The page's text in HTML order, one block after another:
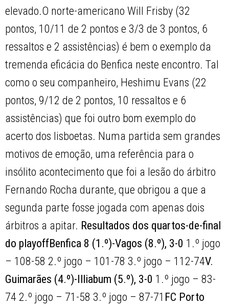
elevado.O norte-americano Will Frisby (32
pontos, 10/11 de 2 pontos e 3/3 de 3 pontos, 6
ressaltos e 2 assistências) é bem o exemplo da
tremenda eficácia do Benfica neste encontro. Tal
como o seu companheiro, Heshimu Evans (22
pontos, 9/12 de 2 pontos, 10 ressaltos e 6
assistências) que foi outro bom exemplo do
acerto dos lisboetas. Numa partida sem grandes
motivos de emoção, uma referência para o
insólito acontecimento que foi a lesão do árbitro
Fernando Rocha durante, que obrigou a que a
segunda parte fosse jogada com apenas dois
árbitros a apitar. Resultados dos quartos-de-final
do playoffBenfica 8 (1.º)-Vagos (8.º), 3-0 1.º jogo
– 108-58 2.º jogo – 101-78 3.º jogo – 112-74V.
Guimarães (4.º)-Illiabum (5.º), 3-0 1.º jogo – 83-
74 2.º jogo – 71-58 3.º jogo – 87-71 FC Porto